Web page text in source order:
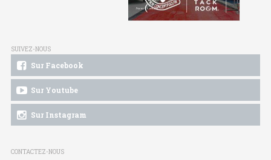
SUIVEZ-NOUS
Sur Facebook
Sur Youtube
Sur Instagram
CONTACTEZ-NOUS